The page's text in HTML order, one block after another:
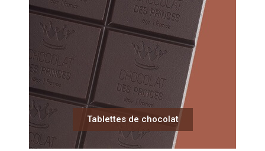
Tablettes de chocolat